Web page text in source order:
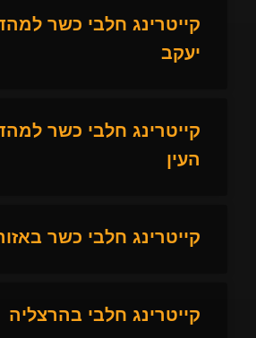
קייטרינג חלבי כשר
יעקב
קייטרינג חלבי כשר
העין
קייטרינג חלבי כשר
קייטרינג חלבי בהרצליה